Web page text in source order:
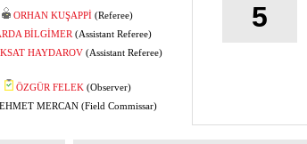
ORHAN KUŞAPPİ (Referee)
BİLGİMER (Assistant Referee)
HAYDAROV (Assistant Referee)
ÖZGÜR FELEK(Observer)
MERCAN (Field Commissar)
5